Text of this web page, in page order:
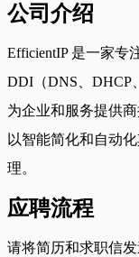
公司介绍
EfficientIP 是一家专
DDI（DNS、DHCP
为企业和服务提供
以智能简化和自动
理。
应聘流程
请将简历和求职信